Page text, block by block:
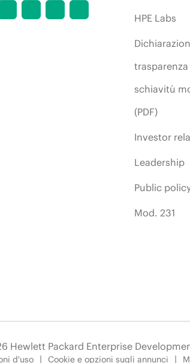
HPE Labs
schiavitù
(PDF)
Investor
Leadership
Public
Mod. 231
Hewlett Packard Enterprise
d'uso Cookie e opzioni sugli annunci